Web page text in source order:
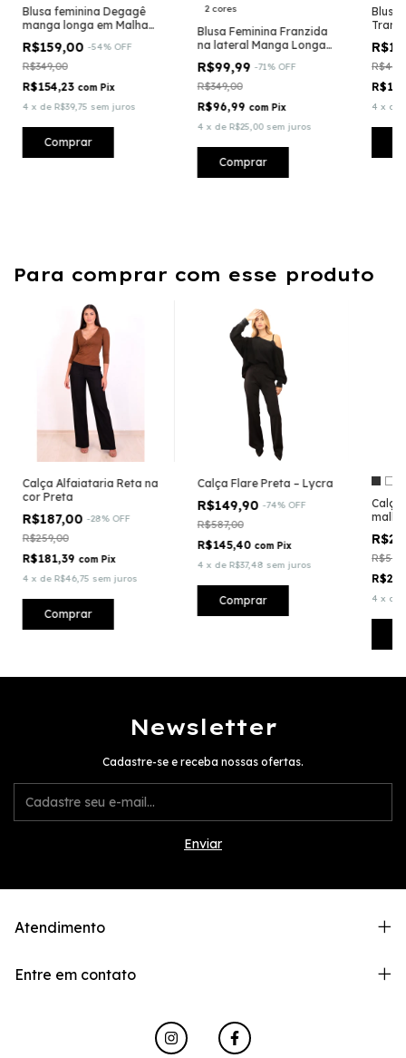
Blusa feminina Degagê
manga longa em Malha
(CO2)®
R$159,00 -54% OFF
R$349,00
R$154,23 com Pix
4 x de R$39,75 sem juros
Comprar
2 cores
Blusa Feminina Franzida
na lateral Manga Longa
R$99,99 -71% OFF
R$349,00
R$96,99 com Pix
4 x de R$25,00 sem juros
Comprar
Blusa
4 x de
Para comprar com esse produto
Calça Alfaiataria Reta na
cor Preta
R$187,00 -28% OFF
R$259,00
R$181,39 com Pix
4 x de R$46,75 sem juros
Comprar
Calça Flare Preta – Lycra
R$149,90 -74% OFF
R$587,00
R$145,40 com Pix
4 x de R$37,48 sem juros
Comprar
Calça
4 x de
Newsletter
Cadastre-se e receba nossas ofertas.
Atendimento
Entre em contato